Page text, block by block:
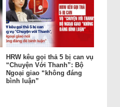
HRW kêu gọi thả 5 bị can vụ
“Chuyện Với Thanh”: Bộ
Ngoại giao “không đáng
bình luận”